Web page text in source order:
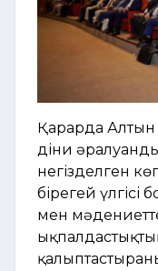
Қарарда
діни
негізделген
бірегей үлгісі
мен